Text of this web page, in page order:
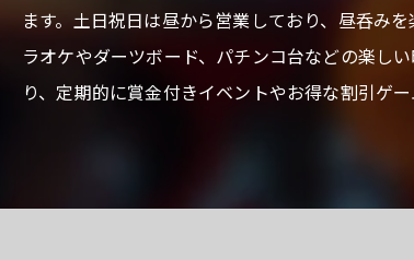
ます。土日祝日は昼から営業しており、昼呑み
ラオケやダーツボード、パチンコ台などの楽し
り、定期的に賞金付きイベントやお得な割引ゲー